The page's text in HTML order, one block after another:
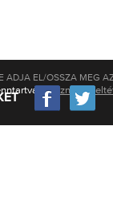
ADJA EL/OSSZA MEG
Használati